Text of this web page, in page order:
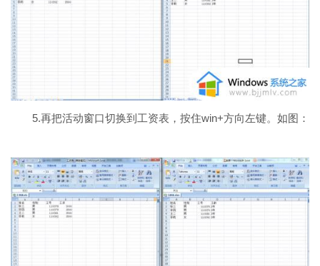
5.再把活动窗口切换到工资表，按住win+方向左键。如图：